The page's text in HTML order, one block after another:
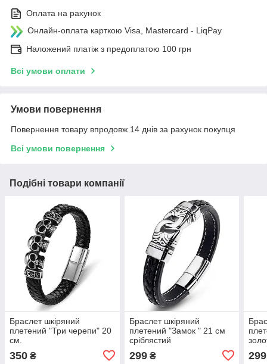
Оплата на рахунок
Онлайн-оплата карткою Visa, Mastercard - LiqPay
Наложений платіж з предоплатою 100 грн
Всі умови оплати
Умови повернення
Повернення товару впродовж 14 днів за рахунок покупця
Всі умови повернення
Подібні товари компанії
Браслет шкіряний
плетений "Три черепи" 20
см.
350 ₴
Браслет шкіряний
плетений "Замок " 21 см
сріблястий
299₴ 299